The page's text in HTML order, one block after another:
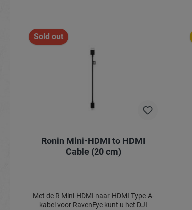
Sold out
Ronin Mini-HDMI to HDMI
Cable (20 cm)
Met de R Mini-HDMI-naar-HDMI Type-A-
kabel voor RavenEye kunt u het DJI